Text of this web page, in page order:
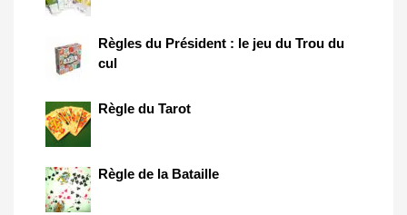
Règles du Président : le jeu du Trou du
cul
Règle du Tarot
Règle de la Bataille